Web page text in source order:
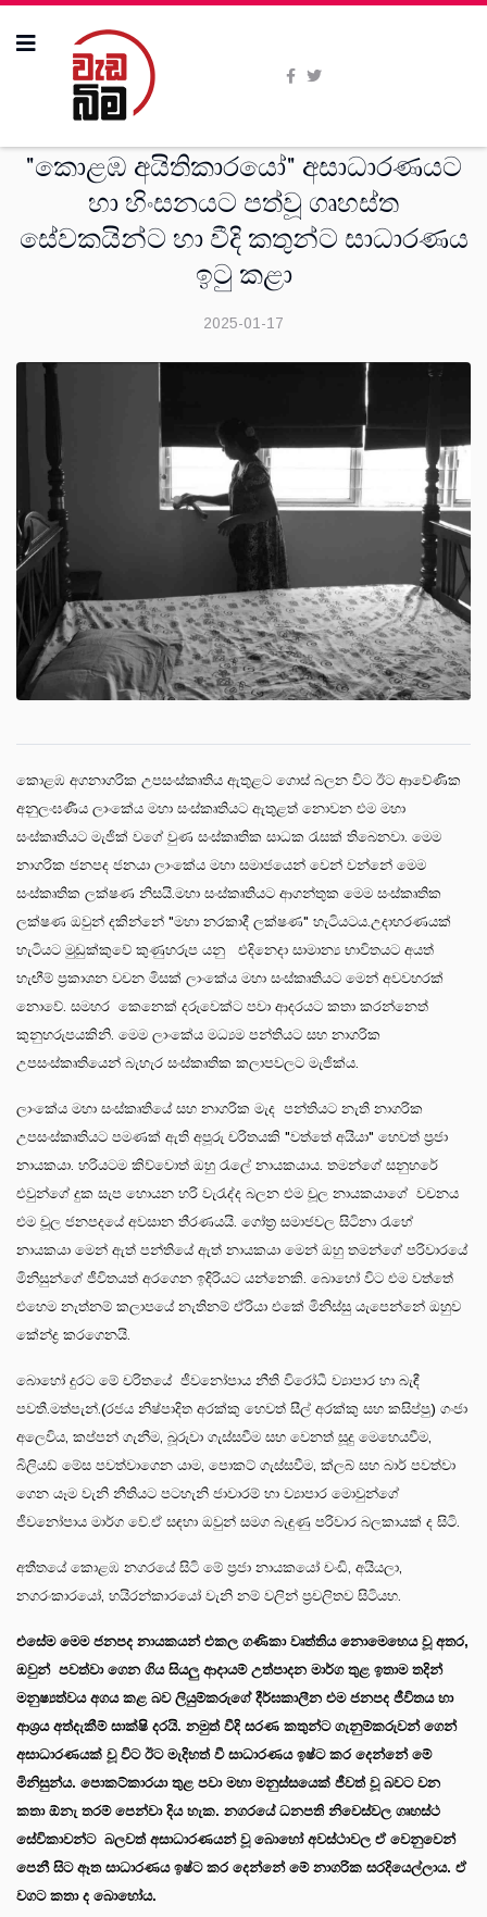
"කොළඹ අයිතිකාරයෝ" අසාධාරණයට
හා හිංසනයට පත්වූ ගෘහස්ත
සේවකයින්ට හා වීදි කතුන්ට සාධාරණය
ඉටු කළා
2025-01-17
කොළඹ අගනාගරික උපසංස්කෘතිය ඇතුළට ගොස් බලන විට ඊට ආවේණික
අනුලංඝණීය ලාංකේය මහා සංස්කෘතියට ඇතුළත් නොවන එම මහා
සංස්කෘතියට මැජික් වගේ වුණ සංස්කෘතික සාධක රැසක් තිබෙනවා. මෙම
නාගරික ජනපද ජනයා ලාංකේය මහා සමාජයෙන් වෙන් වන්නේ මෙම
සංස්කෘතික ලක්ෂණ නිසයි.මහා සංස්කෘතියට ආගන්තුක මෙම සංස්කෘතික
ලක්ෂණ ඔවුන් දකින්නේ "මහා නරකාදී ලක්ෂණ" හැටියටය.උදාහරණයක්
හැටියට මුඩුක්කුවේ කුණුහරුප යනු එදිනෙදා සාමාන්‍ය භාවිතයට අයත්
හැඟීම් ප්‍රකාශන වචන මිසක් ලාංකේය මහා සංස්කෘතියට මෙන් අවවහරක්
නොවේ. සමහර කෙනෙක් දරුවෙක්ට පවා ආදරයට කතා කරන්නෙත්
කුනුහරුපයකිනි. මෙම ලාංකේය මධ්‍යම පන්තියට සහ නාගරික
උපසංස්කෘතියෙන් බැහැර සංස්කෘතික කලාපවලට මැජික්ය.
ලාංකේය මහා සංස්කෘතියේ සහ නාගරික මැද පන්තියට නැති නාගරික
උපසංස්කෘතියට පමණක් ඇති අපූරු චරිතයකි "වත්තේ අයියා" හෙවත් ප්‍රජා
නායකයා. හරියටම කිව්වොත් ඔහු රැලේ නායකයාය. තමන්ගේ සනුහරේ
එවුන්ගේ දුක සැප හොයන හරි වැරැද්ද බලන එම චූල නායකයාගේ වචනය
එම චූල ජනපදයේ අවසාන තීරණයයි. ගෝත්‍ර සමාජවල සිටිනා රැහේ
නායකයා මෙන් ඇත් පන්තියේ ඇත් නායකයා මෙන් ඔහු තමන්ගේ පරිවාරයේ
මිනිසුන්ගේ ජීවිතයත් අරගෙන ඉදිරියට යන්නෙකි. බොහෝ විට එම වත්තේ
එහෙම නැත්නම් කලාපයේ නැතිනම් ඒරියා එකේ මිනිස්සු යැපෙන්නේ ඔහුව
කේන්ද්‍ර කරගෙනයි.
බොහෝ දුරට මේ චරිතයේ ජීවනෝපාය නීති විරෝධී ව්‍යාපාර හා බැඳී
පවතී.මත්පැන්.(රජය නිෂ්පාදිත අරක්කු හෙවත් සීල් අරක්කු සහ කසිප්පු) ගංජා
අලෙවිය, කප්පන් ගැනීම, බූරුවා ගැස්සවීම සහ වෙනත් සූදු මෙහෙයවීම,
බිලියඩ් මේස පවත්වාගෙන යාම, පොකට් ගැස්සවීම, ක්ලබ් සහ බාර් පවත්වා
ගෙන යෑම වැනි නීතියට පටහැනි ජාවාරම් හා ව්‍යාපාර මොවුන්ගේ
ජීවනෝපාය මාර්ග වේ.ඒ සඳහා ඔවුන් සමග බැඳුණු පරිවාර බලකායක් ද සිටි.
අතීතයේ කොළඹ නගරයේ සිටි මේ ප්‍රජා නායකයෝ චංඩි, අයියලා,
නගරංකාරයෝ, හයිරන්කාරයෝ වැනි නම් වලින් ප්‍රචලිතව සිටියහ.
එසේම මෙම ජනපද නායකයන් එකල ගණිකා වෘත්තිය නොමෙහෙය වූ අතර,
ඔවුන් පවත්වා ගෙන ගිය සියලු ආදායම් උත්පාදන මාර්ග තුළ ඉතාම තදින්
මනුෂ්‍යත්වය අගය කළ බව ලියුම්කරුගේ දීර්ඝකාලීන එම ජනපද ජීවිතය හා
ආශ්‍රය අත්දැකීම් සාක්ෂි දරයි. නමුත් වීදි සරණ කතුන්ට ගැනුම්කරුවන් ගෙන්
අසාධාරණයක් වූ විට ඊට මැදිහත් වී සාධාරණය ඉෂ්ට කර දෙන්නේ මේ
මිනිසුන්ය. පොකට්කාරයා තුළ පවා මහා මනුස්සයෙක් ජීවත් වූ බවට වන
කතා ඕනැ තරම් පෙන්වා දිය හැක. නගරයේ ධනපති නිවෙස්වල ගෘහස්ථ
සේවිකාවන්ට බලවත් අසාධාරණයන් වූ බොහෝ අවස්ථාවල ඒ වෙනුවෙන්
පෙනී සිට ඈත සාධාරණය ඉෂ්ට කර දෙන්නේ මේ නාගරික සරදියෙල්ලාය. ඒ
වගට කතා ද බොහෝය.